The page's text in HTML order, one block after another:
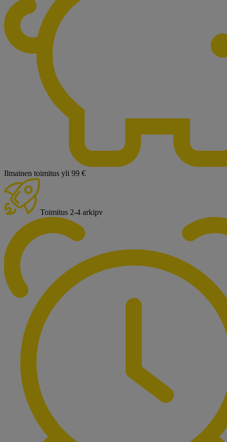
Ilmainen toimitus yli 99 €
Toimitus 2-4 arkipv